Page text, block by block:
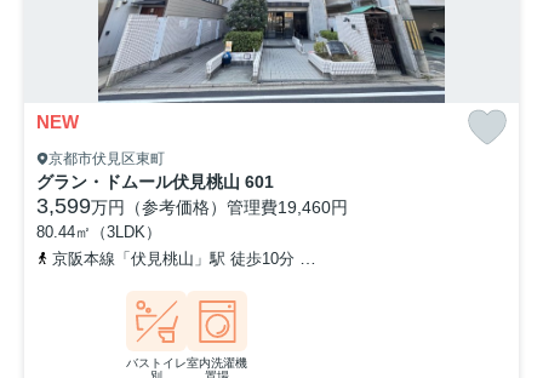
NEW
京都市伏見区東町
グラン・ドムール伏見桃山 601
3,599万円（参考価格） 管理費19,460円
80.44㎡（3LDK）
京阪本線「伏見桃山」駅 徒歩10分
バストイレ室内洗濯機